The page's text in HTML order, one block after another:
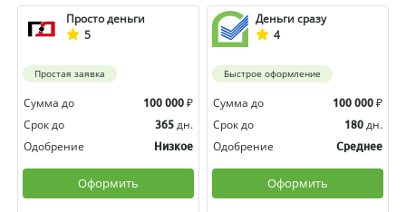
Просто деньги
5
Простая заявка
Сумма до 100 000 ₽
Срок до
365 дн.
Одобрение
Низкое
Оформить
Деньги сразу
4
Быстрое оформление
Сумма до 100 000 ₽
Срок до
180 дн.
Одобрение
Среднее
Оформить